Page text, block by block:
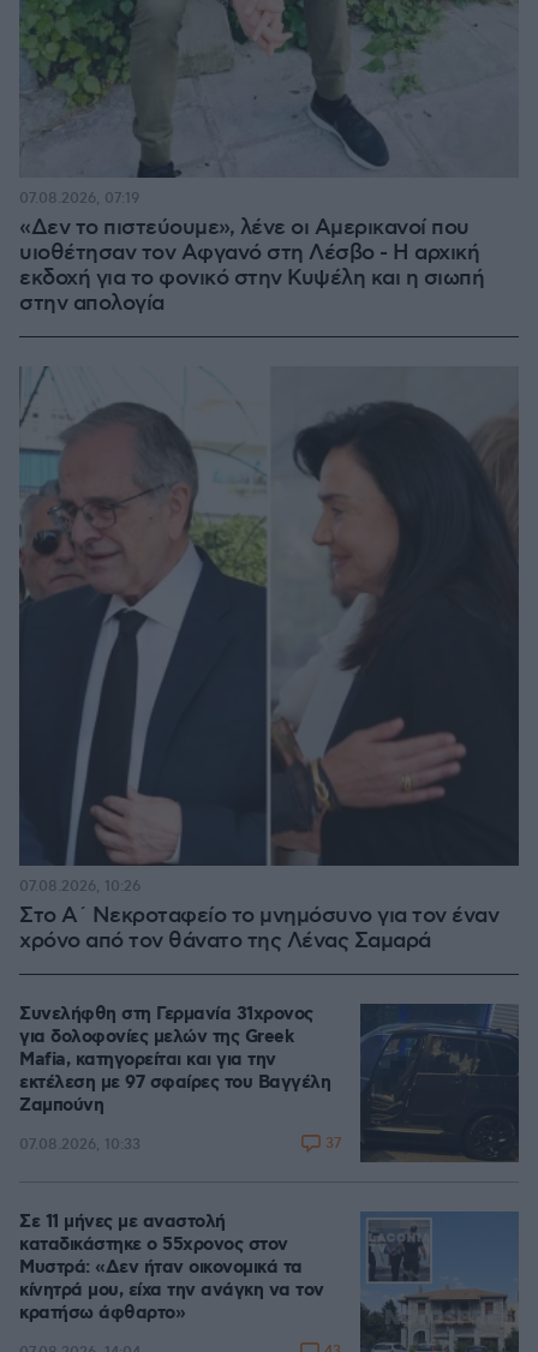
«Δεν το πιστεύουμε», λένε οι Αμερικανοί που
υιοθέτησαν τον Αφγανό στη Λέσβο - Η αρχική
εκδοχή για το φονικό στην Κυψέλη και η σιωπή
στην απολογία
07.08.2026, 07:19
Στο Α΄ Νεκροταφείο το μνημόσυνο για τον έναν
χρόνο από τον θάνατο της Λένας Σαμαρά
07.08.2026, 10:26
Συνελήφθη στη Γερμανία 31χρονος
για δολοφονίες μελών της Greek
Mafia, κατηγορείται και για την
εκτέλεση με 97 σφαίρες του Βαγγέλη
Ζαμπούνη
07.08.2026, 10:33 37
Σε 11 μήνες με αναστολή
καταδικάστηκε ο 55χρονος στον
Μυστρά: «Δεν ήταν οικονομικά τα
κίνητρά μου, είχα την ανάγκη να τον
κρατήσω άφθαρτο»